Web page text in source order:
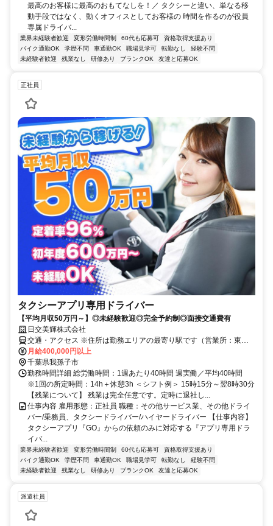
最高のお客様に最高のおもてなしを！／ タクシーと違い、単なる移
動手段ではなく、動くオフィスとしてお客様の 時間を作るのが役員
専属ドライバ...
業界未経験者歓迎 変形労働時間制 60代も応募可
資格取得支援あり
バイク通勤OK
学歴不問 車通勤OK 職場見学可 転勤なし
経験不問
未経験者歓迎
残業なし 研修あり ブランクOK 友達と応募OK
正社員
タクシーアプリ専用ドライバー
【平均月収50万円～】◎未経験歓迎◎完全予約制◎面接交通費有
日交美輝株式会社
交通・アクセス ※住所は勤務エリアの最寄り駅です（営業所：東京
都足立区中川5-16-10）
月給400,000円以上
千葉県我孫子市
勤務時間詳細 総労働時間：1週あたり40時間 週実働／平均40時間
※1回の所定時間：14h＋休憩3h ＜シフト例＞ 15時15分～翌8時30分
【残業について】 残業は完全任意です。定時に退社し...
仕事内容 雇用形態：正社員 職種：その他サービス業、その他ドライ
バー/乗務員、タクシードライバー/ハイヤードライバー 【仕事内容】
タクシーアプリ『GO』からの依頼のみに対応する『アプリ専用ドラ
イバ...
業界未経験者歓迎 変形労働時間制 60代も応募可
資格取得支援あり
バイク通勤OK
学歴不問 車通勤OK 職場見学可 転勤なし
経験不問
未経験者歓迎
残業なし 研修あり ブランクOK 友達と応募OK
派遣社員